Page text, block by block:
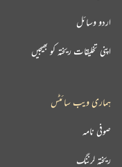
اردو وسائل
اپنی تخلیقات ریختہ کو بھیجیں
ہماری ویب سائٹس
صوفی نامہ
ریختہ لرننگ